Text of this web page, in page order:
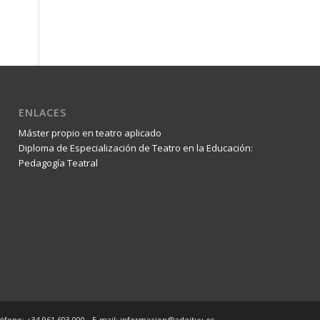
ENLACES
Máster propio en teatro aplicado
Diploma de Especialización de Teatro en la Educación:
Pedagogía Teatral